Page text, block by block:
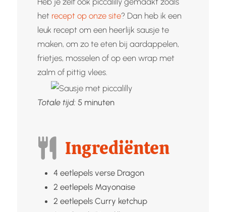
het recept op onze site? Dan heb ik een
leuk recept om een heerlijk sausje te
maken, om zo te eten bij aardappelen,
frietjes, mosselen of op een wrap met
zalm of pittig vlees.
Totale tijd: 5minuten
minuten
Ingrediënten
4 eetlepels verse Dragon
2 eetlepels Mayonaise
2 eetlepels Curry ketchup